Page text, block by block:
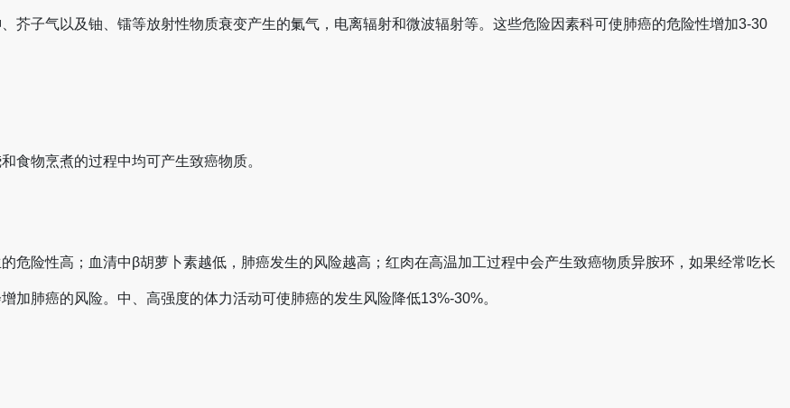
芥子气以及铀、镭等放射性物质衰变产生的氭气，电离辐射和微波辐射等。这些危险因素科可使肺癌的危险性增加3-30
食物烹煮的过程中均可产生致癌物质。
危险性高；血清中β胡萝卜素越低，肺癌发生的风险越高；红肉在高温加工过程中会产生致癌物质异胺环，如果经常吃长
加肺癌的风险。中、高强度的体力活动可使肺癌的发生风险降低13%-30%。